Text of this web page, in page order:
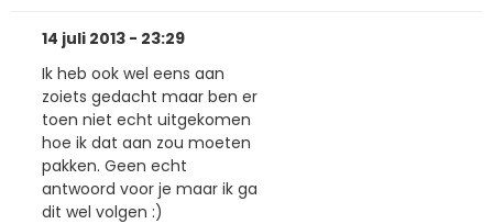
14 juli 2013 - 23:29
Ik heb ook wel eens aan
zoiets gedacht maar ben er
toen niet echt uitgekomen
hoe ik dat aan zou moeten
pakken. Geen echt
antwoord voor je maar ik ga
dit wel volgen :)